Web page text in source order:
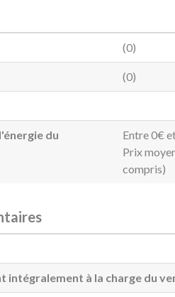
(0)
(0)
du
Entre 0€
Prix
compris)
intégralement à la charge du